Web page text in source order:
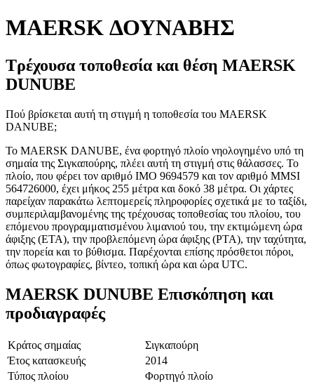
MAERSK ΔΟΥΝΑΒΗΣ
Τρέχουσα τοποθεσία και θέση MAERSK
DUNUBE
Πού βρίσκεται αυτή τη στιγμή η τοποθεσία του MAERSK
DANUBE;
Το MAERSK DANUBE, ένα φορτηγό πλοίο νηολογημένο υπό τη
σημαία της Σιγκαπούρης, πλέει αυτή τη στιγμή στις θάλασσες. Το
πλοίο, που φέρει τον αριθμό IMO 9694579 και τον αριθμό MMSI
564726000, έχει μήκος 255 μέτρα και δοκό 38 μέτρα. Οι χάρτες
παρείχαν παρακάτω λεπτομερείς πληροφορίες σχετικά με το ταξίδι,
συμπεριλαμβανομένης της τρέχουσας τοποθεσίας του πλοίου, του
επόμενου προγραμματισμένου λιμανιού του, την εκτιμώμενη ώρα
άφιξης (ETA), την προβλεπόμενη ώρα άφιξης (PTA), την ταχύτητα,
την πορεία και το βύθισμα. Παρέχονται επίσης πρόσθετοι πόροι,
όπως φωτογραφίες, βίντεο, τοπική ώρα και ώρα UTC.
MAERSK DUNUBE Επισκόπηση και
προδιαγραφές
Κράτος σημαίας
Σιγκαπούρη
Έτος κατασκευής
2014
Τύπος πλοίου
Φορτηγό πλοίο